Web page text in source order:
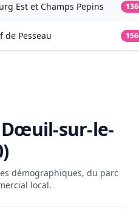
Est et Champs Pepins
de Pesseau
Dœuil-sur-le-
démographiques, du parc
local.